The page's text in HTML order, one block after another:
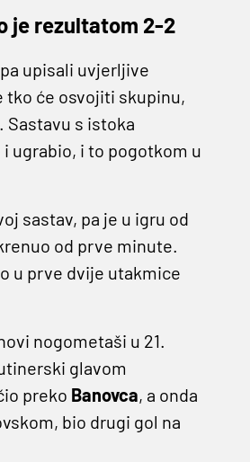
je rezultatom 2-2
upisali uvjerljive
tko će osvojiti skupinu,
Sastavu s istoka
ugrabio, i to pogotkom u
sastav, pa je u igru od
od prve minute.
u prve dvije utakmice
nogometaši u 21.
glavom
preko Banovca, a onda
bio drugi gol na